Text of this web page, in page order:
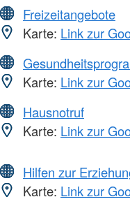
Freizeitangebote
Karte: Link zur
Karte: Link zur
Hausnotruf
Karte: Link zur
Hilfen zur
Karte: Link zur